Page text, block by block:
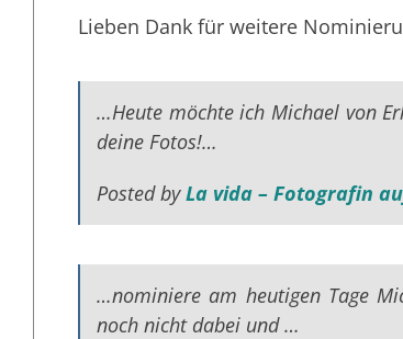
Lieben Dank für weitere
…Heute möchte ich Michael von
deine Fotos!…
Posted byLa vida – Fotografin
…nominiere am heutigen Tage
noch nicht dabei und …